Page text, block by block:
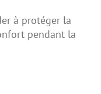
à protéger la
pendant la